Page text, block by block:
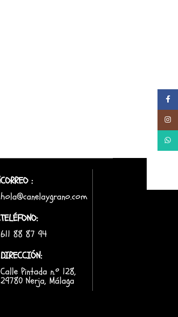
CORREO :
hola@canelaygrano.com
TELÉFONO:
611 88 87 94
DIRECCIÓN:
Calle Pintada n.º 128,
29780 Nerja, Málaga